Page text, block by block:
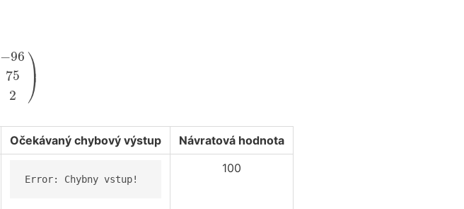
−96
75
2
⎞
⎟
⎠
Očekávaný chybový výstup Návratová hodnota
Error: Chybny vstup!
100